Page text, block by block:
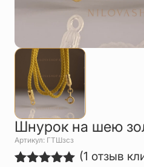
Чётки
Другое
Шнурок на шею
Артикул: ГТШзсз
(1 отзыв